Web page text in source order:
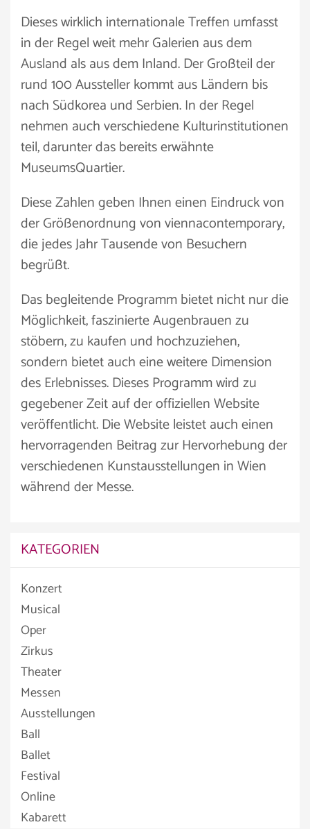
Dieses wirklich internationale Treffen umfasst
in der Regel weit mehr Galerien aus dem
Ausland als aus dem Inland. Der Großteil der
rund 100 Aussteller kommt aus Ländern bis
nach Südkorea und Serbien. In der Regel
nehmen auch verschiedene Kulturinstitutionen
teil, darunter das bereits erwähnte
MuseumsQuartier.
Diese Zahlen geben Ihnen einen Eindruck von
der Größenordnung von viennacontemporary,
die jedes Jahr Tausende von Besuchern
begrüßt.
Das begleitende Programm bietet nicht nur die
Möglichkeit, faszinierte Augenbrauen zu
stöbern, zu kaufen und hochzuziehen,
sondern bietet auch eine weitere Dimension
des Erlebnisses. Dieses Programm wird zu
gegebener Zeit auf der offiziellen Website
veröffentlicht. Die Website leistet auch einen
hervorragenden Beitrag zur Hervorhebung der
verschiedenen Kunstausstellungen in Wien
während der Messe.
KATEGORIEN
Konzert
Musical
Oper
Zirkus
Theater
Messen
Ausstellungen
Ball
Ballet
Festival
Online
Kabarett